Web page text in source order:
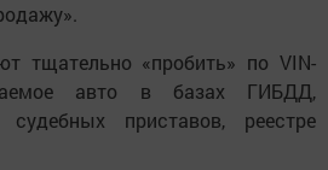
тщательно «пробить» по VIN-
авто в базах ГИБДД,
судебных приставов, реестре